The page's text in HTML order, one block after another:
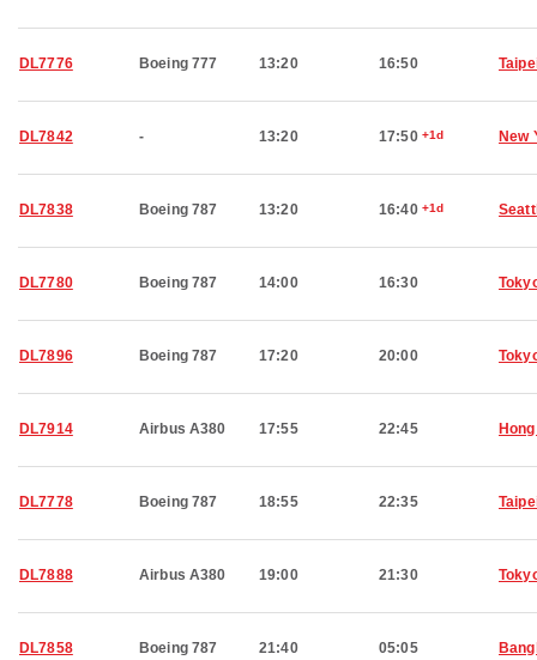
DL7776 Boeing 777 13:20 16:50
DL7842 - 13:20 17:50 +1d New
DL7838 Boeing 787 13:20 16:40 +1d
DL7780 Boeing 787 14:00 16:30
DL7896 Boeing 787 17:20 20:00
DL7914 Airbus A380 17:55 22:45
DL7778 Boeing 787 18:55 22:35
DL7888 Airbus A380 19:00 21:30
DL7858 Boeing 787 21:40 05:05